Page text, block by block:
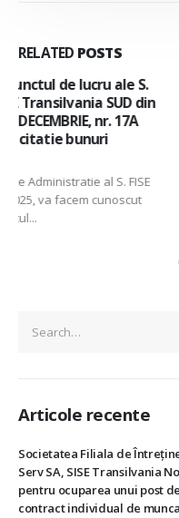
RELATED POSTS
29
apr.
In data de 26
punctul de lucru
SISE
str. 13
prin licitatie
In temeiul, Hotararii
“Electrica Serv” SA
Articole recente
Societatea Filiala de
Serv SA, SISE Transilvania
pentru ocuparea unui post de
contract individual de